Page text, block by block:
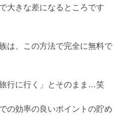
大きな差になるところです
は、この方法で完全に無料で
行に行く」とそのまま…笑
の効率の良いポイントの貯め